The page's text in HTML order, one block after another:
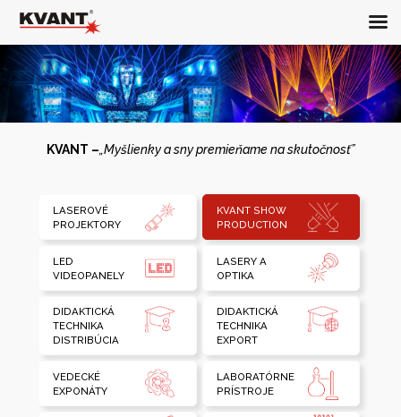
KVANT –„Myšlienky a sny premieňame na skutočnosť”
LASEROVÉ
PROJEKTORY
KVANT SHOW
PRODUCTION
LED
VIDEOPANELY
LASERY A
OPTIKA
DIDAKTICKÁ
TECHNIKA
DISTRIBÚCIA
DIDAKTICKÁ
TECHNIKA
EXPORT
VEDECKÉ
EXPONÁTY
LABORATÓRNE
PRÍSTROJE